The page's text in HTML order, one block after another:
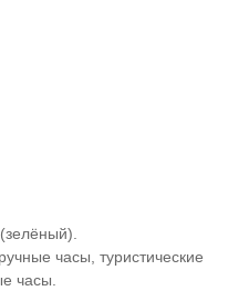
часы, туристические
часы.